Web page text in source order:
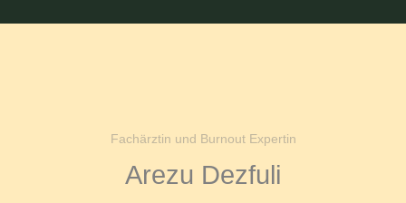
Fachärztin und Burnout Expertin
Arezu Dezfuli